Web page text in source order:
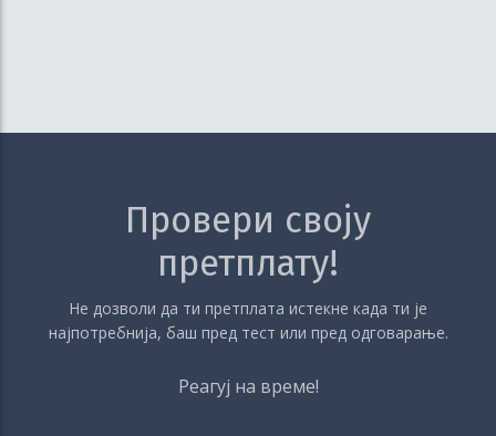
Провери своју
претплату!
Не дозволи да ти претплата истекне када ти је
најпотребнија, баш пред тест или пред одговарање.
Реагуј на време!